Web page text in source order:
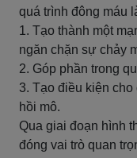
quá trình đông máu
1. Tạo thành một
ngăn chặn sự chảy
2. Góp phần trong
3. Tạo điều kiện
hồi mô.
Qua giai đoạn hình
đóng vai trò quan